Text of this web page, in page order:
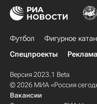
Футбол Фигурное
Спецпроекты
Реклама
Версия 2023.1 Beta
© 2026 МИА «Россия
Вакансии